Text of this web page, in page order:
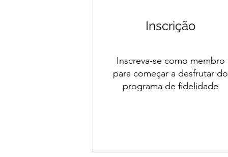
Inscrição
Inscreva-se como membro
para começar a desfrutar do
programa de fidelidade